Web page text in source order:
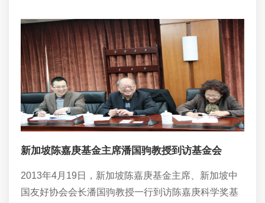
新加坡陈嘉庚基金主席潘国驹教授到访基金会
2013年4月19日，新加坡陈嘉庚基金主席、新加坡中
国友好协会会长潘国驹教授一行到访陈嘉庚科学奖基